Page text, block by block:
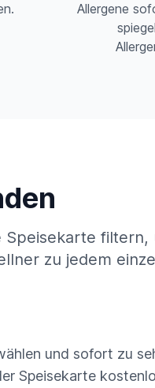
Allergene
Speisekarte filtern,
zu jedem
und sofort zu
Speisekarte